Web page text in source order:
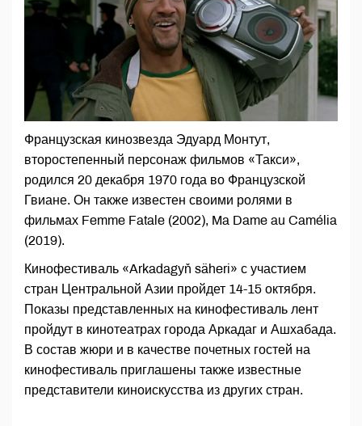
Французская кинозвезда Эдуард Монтут,
второстепенный персонаж фильмов «Такси»,
родился 20 декабря 1970 года во Французской
Гвиане. Он также известен своими ролями в
фильмах Femme Fatale (2002), Ma Dame au Camélia
(2019).
Кинофестиваль «Arkadagyň säheri» с участием
стран Центральной Азии пройдет 14-15 октября.
Показы представленных на кинофестиваль лент
пройдут в кинотеатрах города Аркадаг и Ашхабада.
В состав жюри и в качестве почетных гостей на
кинофестиваль приглашены также известные
представители киноискусства из других стран.